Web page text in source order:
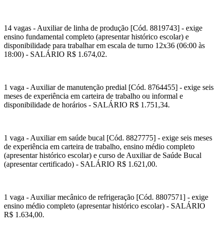
14 vagas - Auxiliar de linha de produção [Cód. 8819743] - exige
ensino fundamental completo (apresentar histórico escolar) e
disponibilidade para trabalhar em escala de turno 12x36 (06:00 às
18:00) - SALÁRIO R$ 1.674,02.
1 vaga - Auxiliar de manutenção predial [Cód. 8764455] - exige seis
meses de experiência em carteira de trabalho ou informal e
disponibilidade de horários - SALÁRIO R$ 1.751,34.
1 vaga - Auxiliar em saúde bucal [Cód. 8827775] - exige seis meses
de experiência em carteira de trabalho, ensino médio completo
(apresentar histórico escolar) e curso de Auxiliar de Saúde Bucal
(apresentar certificado) - SALÁRIO R$ 1.621,00.
1 vaga - Auxiliar mecânico de refrigeração [Cód. 8807571] - exige
ensino médio completo (apresentar histórico escolar) - SALÁRIO
R$ 1.634,00.